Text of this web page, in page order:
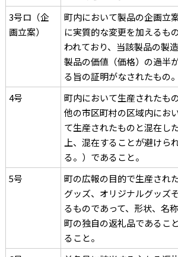
3号ロ（企
画立案）
町内において製品の企画立
に実質的な変更を加えるも
われており、当該製品の製
製品の価値（価格）の過半
る旨の証明がなされたもの。
4号
町内において生産されたも
他の市区町村の区域内にお
て生産されたものと混在し
上、混在することが避けら
る。）であること。
5号
町の広報の目的で生産され
グッズ、オリジナルグッズ
るものであって、形状、名
町の独自の返礼品であるこ
ること。